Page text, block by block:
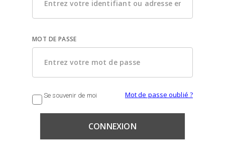
MOT DE PASSE
Se souvenir de moi Mot de passe oublié ?